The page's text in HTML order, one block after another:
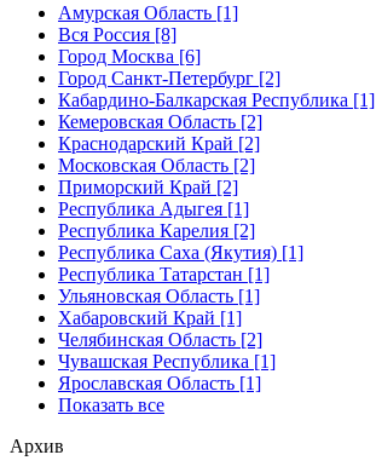
Амурская Область [1]
Вся Россия [8]
Город Москва [6]
Город Санкт-Петербург [2]
Кабардино-Балкарская Республика [1]
Кемеровская Область [2]
Краснодарский Край [2]
Московская Область [2]
Приморский Край [2]
Республика Адыгея [1]
Республика Карелия [2]
Республика Саха (Якутия) [1]
Республика Татарстан [1]
Ульяновская Область [1]
Хабаровский Край [1]
Челябинская Область [2]
Чувашская Республика [1]
Ярославская Область [1]
Показать все
Архив